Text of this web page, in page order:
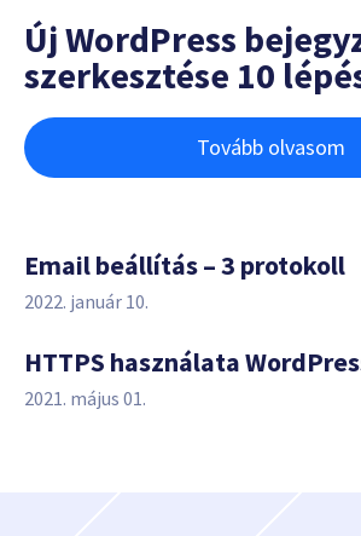
Új WordPress
szerkesztése 10
Tovább olvasom
Email beállítás – 3 protokoll
2022. január 10.
HTTPS használata
2021. május 01.